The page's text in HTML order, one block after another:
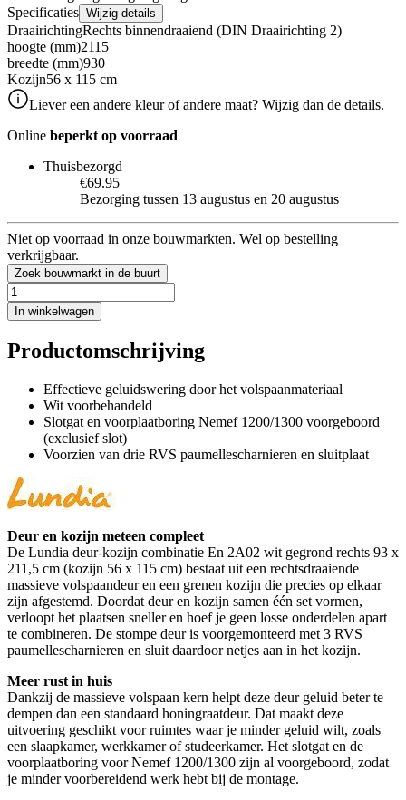
Specificaties Wijzig details
DraairichtingRechts binnendraaiend (DIN Draairichting 2)
hoogte (mm)2115
breedte (mm)930
Kozijn56 x 115 cm
Liever een andere kleur of andere maat? Wijzig dan de details.
Online beperkt op voorraad
Thuisbezorgd
€69.95
Bezorging tussen 13 augustus en 20 augustus
Niet op voorraad in onze bouwmarkten. Wel op bestelling
verkrijgbaar.
Zoek bouwmarkt in de buurt
In winkelwagen
Productomschrijving
Effectieve geluidswering door het volspaanmateriaal
Wit voorbehandeld
Slotgat en voorplaatboring Nemef 1200/1300 voorgeboord
(exclusief slot)
Voorzien van drie RVS paumellescharnieren en sluitplaat
Deur en kozijn meteen compleet
De Lundia deur-kozijn combinatie En 2A02 wit gegrond rechts 93 x
211,5 cm (kozijn 56 x 115 cm) bestaat uit een rechtsdraaiende
massieve volspaandeur en een grenen kozijn die precies op elkaar
zijn afgestemd. Doordat deur en kozijn samen één set vormen,
verloopt het plaatsen sneller en hoef je geen losse onderdelen apart
te combineren. De stompe deur is voorgemonteerd met 3 RVS
paumellescharnieren en sluit daardoor netjes aan in het kozijn.
Meer rust in huis
Dankzij de massieve volspaan kern helpt deze deur geluid beter te
dempen dan een standaard honingraatdeur. Dat maakt deze
uitvoering geschikt voor ruimtes waar je minder geluid wilt, zoals
een slaapkamer, werkkamer of studeerkamer. Het slotgat en de
voorplaatboring voor Nemef 1200/1300 zijn al voorgeboord, zodat
je minder voorbereidend werk hebt bij de montage.